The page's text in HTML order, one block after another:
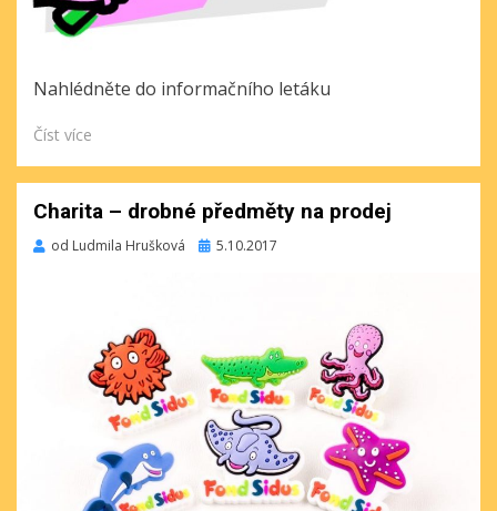
Nahlédněte do informačního letáku
Číst více
Charita – drobné předměty na prodej
od Ludmila Hrušková Publikováno
5.10.2017